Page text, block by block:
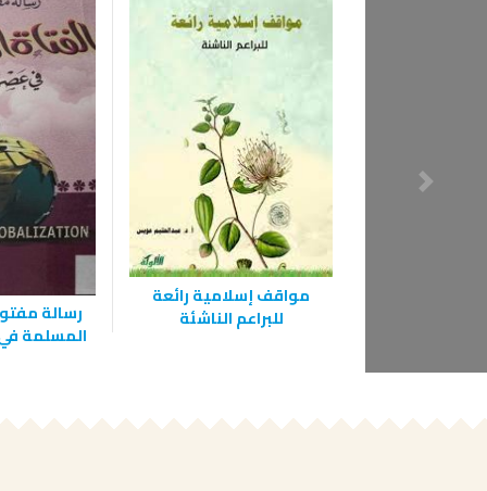
مواقف إسلامية رائعة
للبراعم الناشئة رسالة
المسلمة